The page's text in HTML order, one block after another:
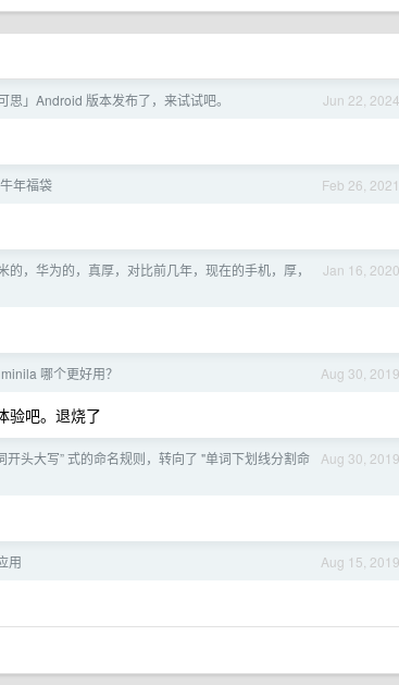
Jun 22, 2024
」Android 版本发布了，来试试吧。
Feb 26, 2021
年福袋
Jan 16, 2020
，华为的，真厚，对比前几年，现在的手机，厚，
Aug 30, 2019
哪个更好用？
验吧。退烧了
Aug 30, 2019
开头大写” 式的命名规则，转向了 "单词下划线分割命
Aug 15, 2019
用